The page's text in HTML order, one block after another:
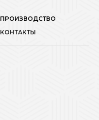
ПРОИЗВОДСТВО
КОНТАКТЫ